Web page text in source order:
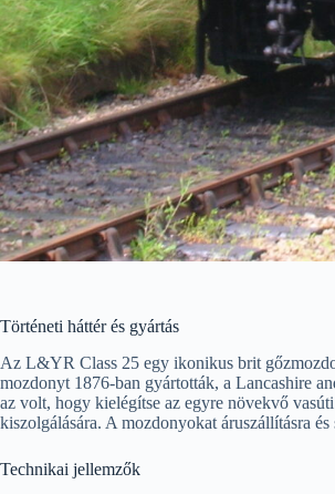
Történeti háttér és gyártás
Az L&YR Class 25 egy ikonikus brit
mozdonyt 1876-ban gyártották, a Lancashire
az volt, hogy kielégítse az egyre növekvő
kiszolgálására. A mozdonyokat áruszállításra
Technikai jellemzők